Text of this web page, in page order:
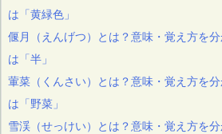
は「黄緑色」
偃月（えんげつ）とは？意味・覚え方を
は「半」
葷菜（くんさい）とは？意味・覚え方を
は「野菜」
雪渓（せっけい）とは？意味・覚え方を